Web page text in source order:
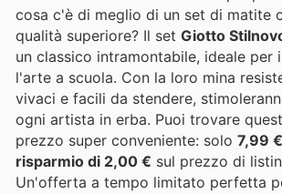
cosa c'è di meglio di un set di matite
qualità superiore? Il set Giotto
un classico intramontabile, ideale per
l'arte a scuola. Con la loro mina
vivaci e facili da stendere,
ogni artista in erba. Puoi trovare
prezzo super conveniente: solo 7,99 €
risparmio di 2,00 € sul prezzo di
Un'offerta a tempo limitato perfetta